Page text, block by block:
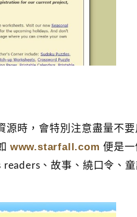
時，會特別注意盡量不
www.starfall.com 便是
、故事、繞口令、